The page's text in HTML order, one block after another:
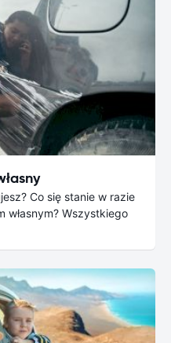
Co się stanie w razie
własnym? Wszystkiego